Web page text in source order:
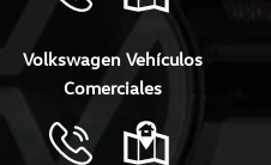
Volkswagen Vehículos
Comerciales